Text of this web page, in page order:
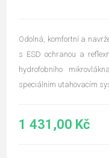
Odolná, komfortní a
s ESD ochranou a
hydrofobního
speciálním utahovacím
1 431,00 Kč